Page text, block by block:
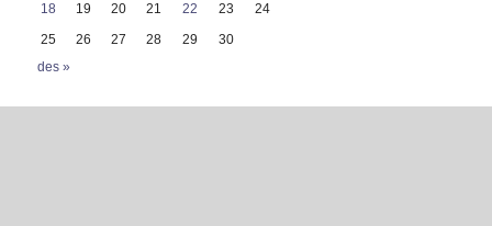
18
19 20 21 22 23
24
25
26 27 28 29
30
des »